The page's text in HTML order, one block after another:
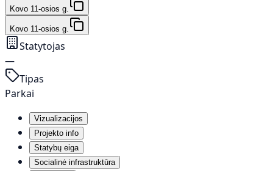
Kovo 11-osios g.
Kovo 11-osios g.
Statytojas
—
Tipas
Parkai
Vizualizacijos
Projekto info
Statybų eiga
Socialinė infrastruktūra